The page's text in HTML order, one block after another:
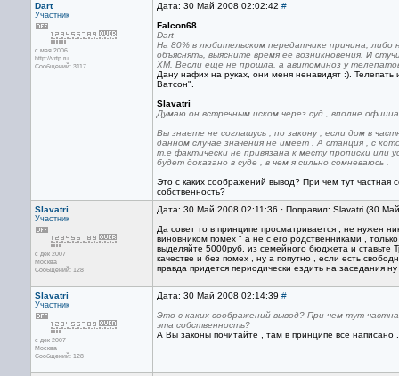
Dart
Участник
с мая 2006
http://vrtp.ru
Сообщений: 3117
Дата: 30 Май 2008 02:02:42 #
Falcon68
Dart
На 80% в любительском передатчике причина,
объяснять, выясните время ее возникновения. И
ХМ. Весли еще не прошла, а авитоминоз у
Дану нафих на руках, они меня ненавидят :). Телепать
Ватсон".
Slavatri
Думаю он встречным иском через суд , вполне
Вы знаете не соглашусь , по закону , если дом в
данном случае значения не имеет . А станция , с
т.е фактически не привязана к месту прописки или
будет доказано в суде , в чем я сильно сомневаюсь .
Это с каких соображений вывод? При чем тут частная
собственность?
Slavatri
Участник
с дек 2007
Москва
Сообщений: 128
Дата: 30 Май 2008 02:11:36 · Поправил: Slavatri (30
Да совет то в принципе просматривается , не нужен
виновником помех " а не с его родственниками ,
выделяйте 5000руб. из семейного бюджета и ставьте
качестве и без помех , ну а попутно , если есть
правда придется периодически ездить на заседания
Slavatri
Участник
с дек 2007
Москва
Сообщений: 128
Дата: 30 Май 2008 02:14:39 #
Это с каких соображений вывод? При чем тут
эта собственность?
А Вы законы почитайте , там в принципе все написано .